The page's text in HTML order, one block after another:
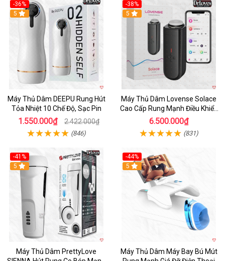
-36%
Hot
5
Máy Thủ Dâm DEEPU Rung Hút
Tỏa Nhiệt 10 Chế Độ, Sạc Pin
1.550.000₫ 2.422.000₫
(846)
-38%
Hot
5
Máy Thủ Dâm Lovense Solace
Cao Cấp Rung Mạnh Điều Khiển
App
6.500.000₫
(831)
-41%
Hot
5
Máy Thủ Dâm PrettyLove
-44%
Hot
5
Máy Thủ Dâm Máy Bay Bú Mút